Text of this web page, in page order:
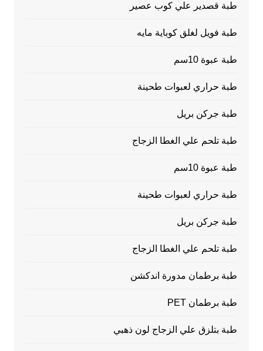
طبة قصدير علي كوب عصير
طبة فويل لغلق كوباية مايه
طبة عبوة 10سم
طبة حراري لعبوات طحينة
طبة جركن بريل
طبة تلحم علي الغطا الزجاج
طبة عبوة 10سم
طبة حراري لعبوات طحينة
طبة جركن بريل
طبة تلحم علي الغطا الزجاج
طبة برطمان مدورة اندكشن
طبة برطمان PET
طبة بتلزق علي الزجاج لون ذهبي